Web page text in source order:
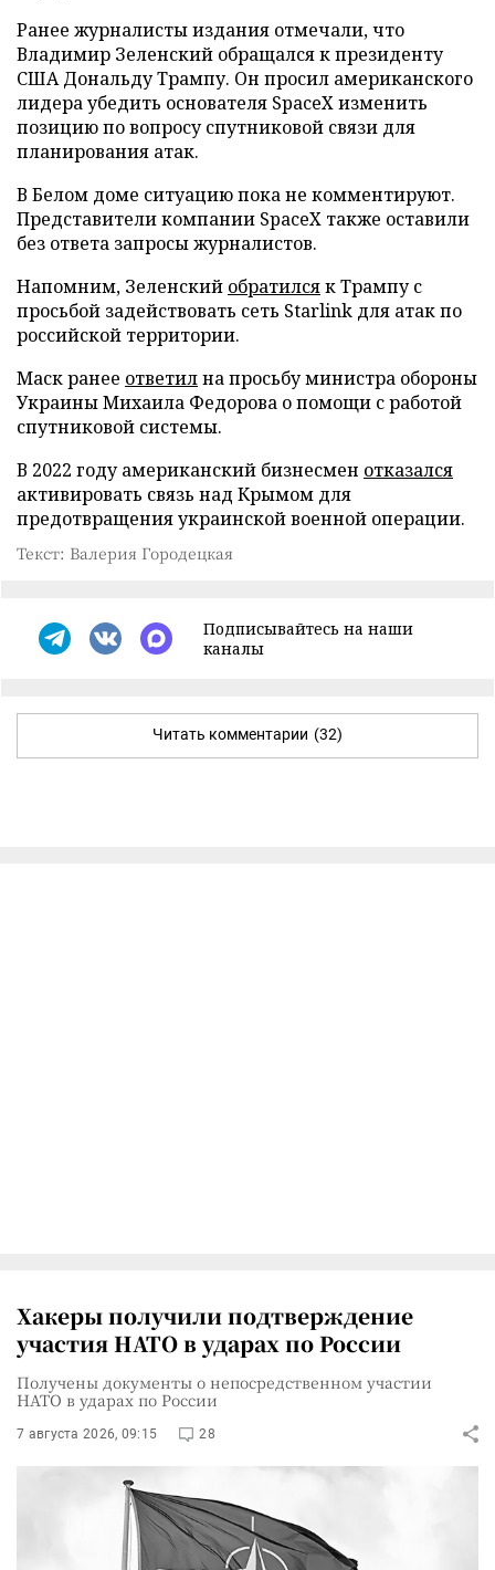
Ранее журналисты издания отмечали, что
Владимир Зеленский обращался к президенту
США Дональду Трампу. Он просил американского
лидера убедить основателя SpaceX изменить
позицию по вопросу спутниковой связи для
планирования атак.
В Белом доме ситуацию пока не комментируют.
Представители компании SpaceX также оставили
без ответа запросы журналистов.
Напомним, Зеленский обратилсяк Трампу с
просьбой задействовать сеть Starlink для атак по
российской территории.
Маск ранее ответилна просьбу министра обороны
Украины Михаила Федорова о помощи с работой
спутниковой системы.
В 2022 году американский бизнесмен отказался
активировать связь над Крымом для
предотвращения украинской военной операции.
Текст: Валерия Городецкая
Подписывайтесь на наши
каналы
Читать комментарии (32)
Хакеры получили подтверждение
участия НАТО в ударах по России
Получены документы о непосредственном участии
НАТО в ударах по России
7 августа 2026, 09:15 28